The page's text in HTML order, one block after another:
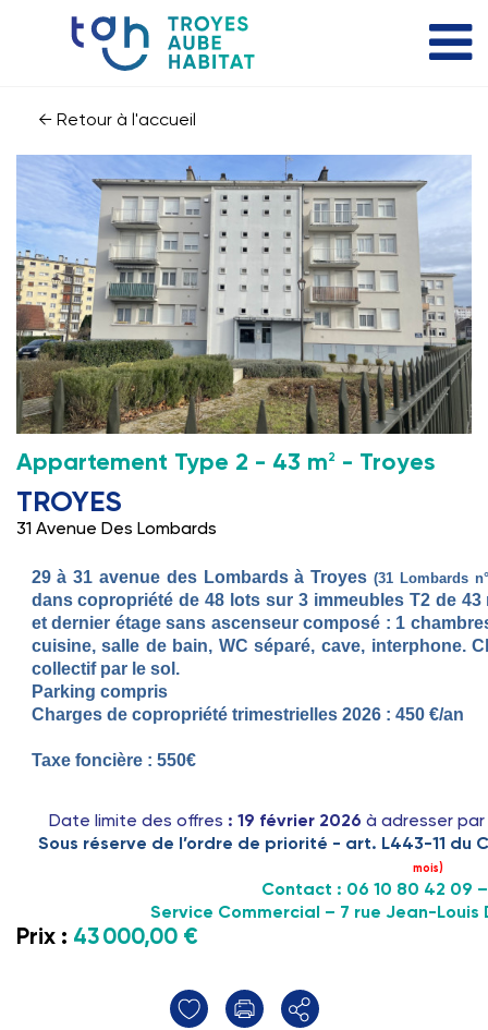
← Retour à l'accueil
Appartement Type 2 - 43 m2 - Troyes
TROYES
31 Avenue Des Lombards
29 à 31 avenue des Lombards à Troyes (31 Lombards
dans copropriété de 48 lots sur 3 immeubles T2 de 43
et dernier étage sans ascenseur composé : 1
cuisine, salle de bain, WC séparé, cave, interphone.
collectif par le sol.
Parking compris
Charges de copropriété trimestrielles 2026 : 450 €/an
Taxe foncière : 550€
Date limite des offres : 19 février 2026 à adresser
Sous réserve de l’ordre de priorité - art. L443-11 du
mois)
Contact : 06 10 80 42 09
Service Commercial – 7 rue Jean-
Prix : 43 000,00 €